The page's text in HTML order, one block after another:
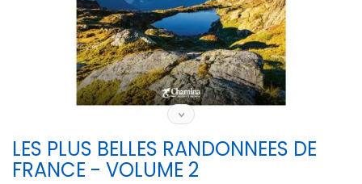
LES PLUS BELLES RANDONNEES DE
FRANCE - VOLUME 2